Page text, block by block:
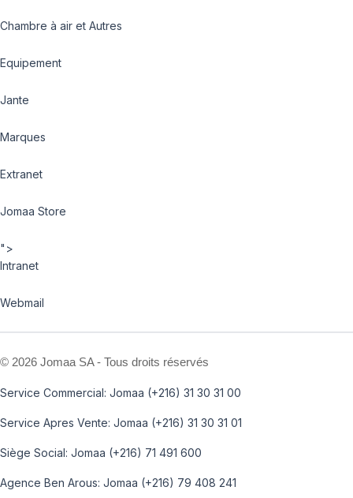
Chambre à air et Autres
Equipement
Jante
Marques
Extranet
Jomaa Store
">
Intranet
Webmail
© 2026 Jomaa SA - Tous droits réservés
Service Commercial: Jomaa (+216) 31 30 31 00
Service Apres Vente: Jomaa (+216) 31 30 31 01
Siège Social: Jomaa (+216) 71 491 600
Agence Ben Arous: Jomaa (+216) 79 408 241